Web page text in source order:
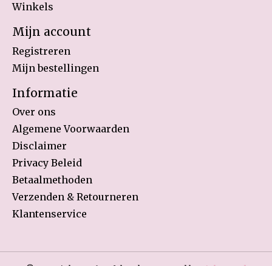
Winkels
Mijn account
Registreren
Mijn bestellingen
Informatie
Over ons
Algemene Voorwaarden
Disclaimer
Privacy Beleid
Betaalmethoden
Verzenden & Retourneren
Klantenservice